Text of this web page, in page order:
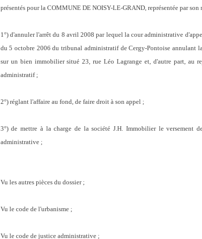
présentés pour la COMMUNE DE NOISY-LE-GRAND, représentée par
1°) d'annuler l'arrêt du 8 avril 2008 par lequel la cour administrative
du 5 octobre 2006 du tribunal administratif de Cergy-Pontoise annulant
sur un bien immobilier situé 23, rue Léo Lagrange et, d'autre part, au
administratif;
2°) réglant l'affaire au fond, de faire droit à son appel ;
3°) de mettre à la charge de la société J.H. Immobilier le
administrative ;
Vu les autres pièces du dossier ;
Vu le code de l'urbanisme ;
Vu le code de justice administrative ;